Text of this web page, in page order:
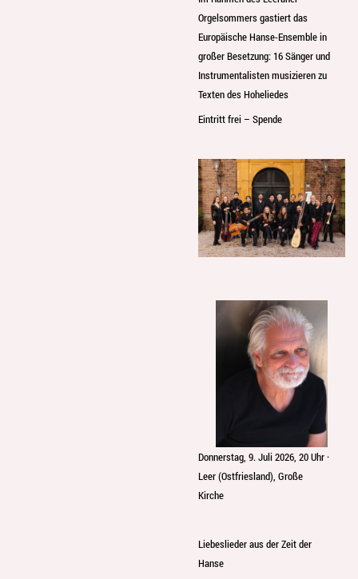
Orgelsommers gastiert das
Europäische Hanse-Ensemble in
großer Besetzung: 16 Sänger und
Instrumentalisten musizieren zu
Texten des Hoheliedes
Eintritt frei – Spende
Donnerstag, 9. Juli 2026, 20 Uhr ·
Leer (Ostfriesland), Große
Kirche
Liebeslieder aus der Zeit der
Hanse